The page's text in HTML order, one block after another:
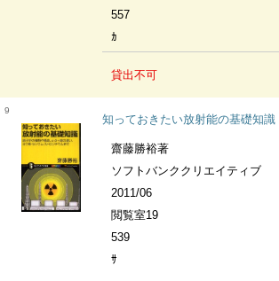
557
ｶ
貸出不可
9
知っておきたい放射能の基礎知識 原子炉の種類や構造、α・β・γ線の違い、ヨウ素・セシウム
齋藤勝裕著
ソフトバンククリエイティブ
2011/06
閲覧室19
539
ｻ